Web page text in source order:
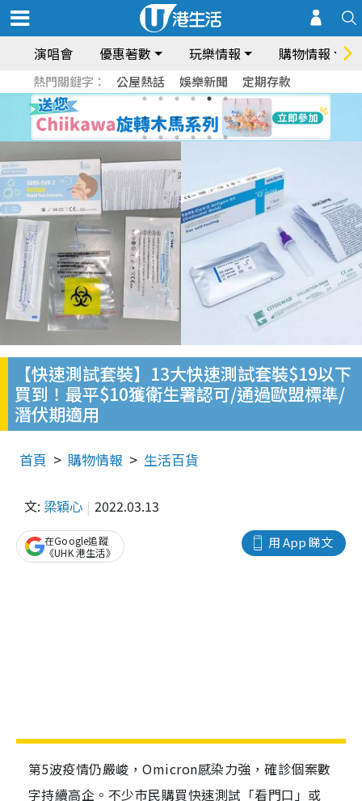
演唱會 優惠著數 玩樂情報 購物情報
熱門關鍵字： 公屋熱話 娛樂新聞 定期存款
【快速測試套裝】13大快速測試套裝$19以下
買到！最平$10獲衛生署認可/通過歐盟標準/
潛伏期適用
首頁 購物情報 生活百貨
文: 梁穎心 2022.03.13
用 App 睇文
在Google追蹤
《UHK 港生活》
第5波疫情仍嚴峻，Omicron感染力強，確診個案數
字持續高企。不少市民購買快速測試「看門口」或